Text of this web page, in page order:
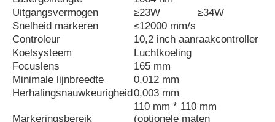
Fiberlasermarkerende machine
handbediende laser die machine merken
Uitgangsvermogen
≥23W
≥34W
Snelheid markeren
≤12000 mm/s
Controleur
10,2 inch aanraakcontroller
Koelsysteem
Luchtkoeling
Focuslens
165 mm
Minimale lijnbreedte
0,012 mm
Herhalingsnauwkeurigheid0,003 mm
Markeringsbereik
110 mm * 110 mm
(optionele maten